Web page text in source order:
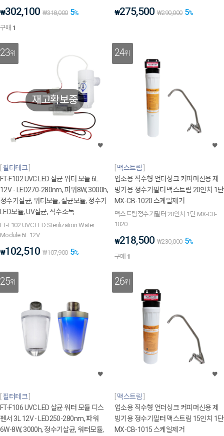
₩302,100 ₩318,000 5%
구매 1
₩275,500 ₩290,000 5%
재고확보중
23위
필터테크
FT-F102 UVC LED 살균 워터 모듈 6L
12V - LED270-280nm, 파워8W, 3000h,
정수기살균, 워터모듈, 살균모듈, 정수기
LED모듈, UV살균, 식수소독
FT-F102 UVC LED Sterilization Water
Module 6L 12V
₩102,510 ₩107,900 5%
24위
맥스트림
업소용 직수형 언더싱크 커피머신용 제
빙기용 정수기필터 맥스트림 20인치 1단
MX-CB-1020 스케일제거
맥스트림정수기필터 20인치 1단 MX-CB-
1020
₩218,500 ₩230,000 5%
구매 1
25위
필터테크
FT-F106 UVC LED 살균 워터 모듈 디스
펜서 3L 12V - LED250-280nm, 파워
6W-8W, 3000h, 정수기살균, 워터모듈,
26위
맥스트림
업소용 직수형 언더싱크 커피머신용 제
빙기용 정수기필터 맥스트림 15인치 1단
MX-CB-1015 스케일제거